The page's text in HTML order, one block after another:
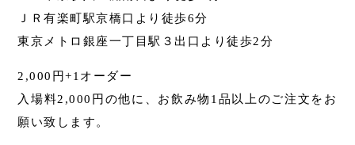
ＪＲ有楽町駅京橋口より徒歩6分
東京メトロ銀座一丁目駅３出口より徒歩2分
2,000円+1オーダー
入場料2,000円の他に、お飲み物1品以上のご注文をお
願い致します。